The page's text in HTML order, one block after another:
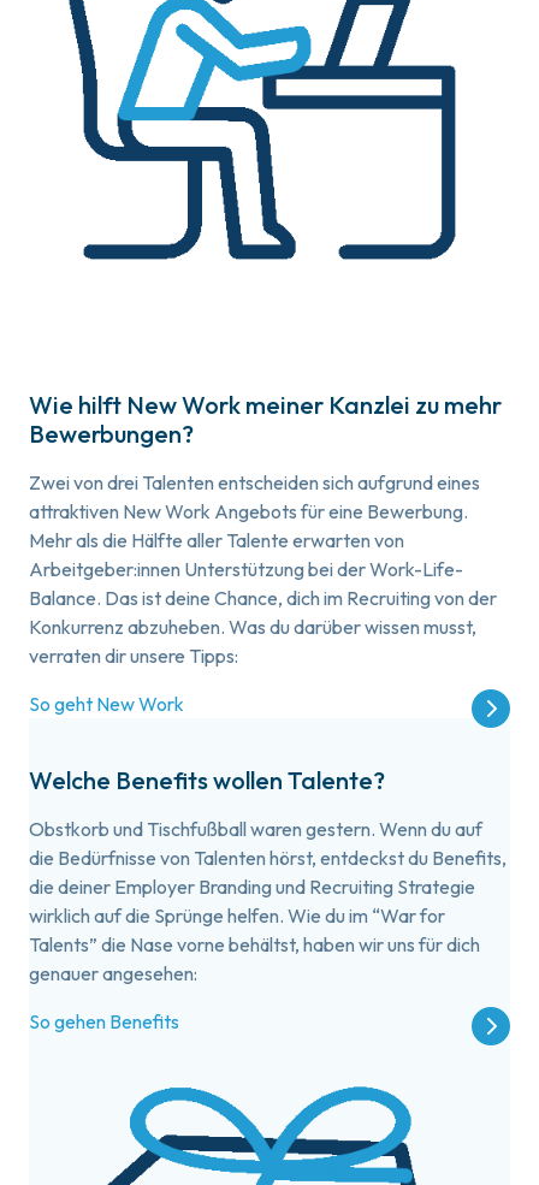
Wie hilft New Work meiner Kanzlei zu mehr
Bewerbungen?
Zwei von drei Talenten entscheiden sich aufgrund eines
attraktiven New Work Angebots für eine Bewerbung.
Mehr als die Hälfte aller Talente erwarten von
Arbeitgeber:innen Unterstützung bei der Work-Life-
Balance. Das ist deine Chance, dich im Recruiting von der
Konkurrenz abzuheben. Was du darüber wissen musst,
verraten dir unsere Tipps:
So geht New Work
Welche Benefits wollen Talente?
Obstkorb und Tischfußball waren gestern. Wenn du auf
die Bedürfnisse von Talenten hörst, entdeckst du Benefits,
die deiner Employer Branding und Recruiting Strategie
wirklich auf die Sprünge helfen. Wie du im “War for
Talents” die Nase vorne behältst, haben wir uns für dich
genauer angesehen:
So gehen Benefits